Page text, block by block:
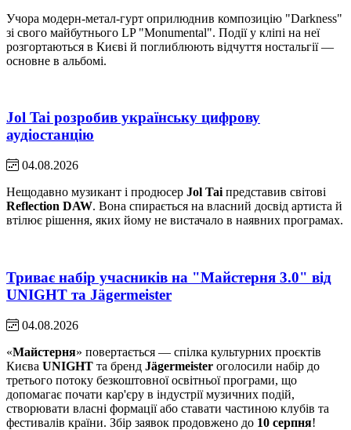
Учора модерн-метал-гурт оприлюднив композицію "Darkness"
зі свого майбутнього LP "Monumental". Події у кліпі на неї
розгортаються в Києві й поглиблюють відчуття ностальгії —
основне в альбомі.
Jol Tai розробив українську цифрову
аудіостанцію
04.08.2026
Нещодавно музикант і продюсер Jol Tai представив світові
Reflection DAW. Вона спирається на власний досвід артиста й
втілює рішення, яких йому не вистачало в наявних програмах.
Триває набір учасників на "Майстерня 3.0" від
UNIGHT та Jägermeister
04.08.2026
«Майстерня» повертається — спілка культурних проєктів
Києва UNIGHT та бренд Jägermeister оголосили набір до
третього потоку безкоштовної освітньої програми, що
допомагає почати кар'єру в індустрії музичних подій,
створювати власні формації або ставати частиною клубів та
фестивалів країни. Збір заявок продовжено до 10 серпня!